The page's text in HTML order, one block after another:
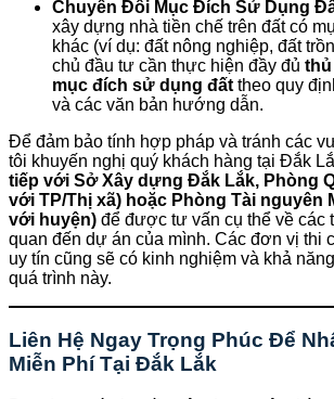
Chuyển Đổi Mục Đích Sử Dụng
xây dựng nhà tiền chế trên đất có
khác (ví dụ: đất nông nghiệp, đất
chủ đầu tư cần thực hiện đầy đủ
mục đích sử dụng đất theo quy
và các văn bản hướng dẫn.
Để đảm bảo tính hợp pháp và tránh các
tôi khuyến nghị quý khách hàng tại Đắk
tiếp với Sở Xây dựng Đắk Lắk, Phòng
với TP/Thị xã) hoặc Phòng Tài nguyên
với huyện) để được tư vấn cụ thể về các
quan đến dự án của mình. Các đơn vị thi
uy tín cũng sẽ có kinh nghiệm và khả
quá trình này.
Liên Hệ Ngay Trọng Phúc Để
Miễn Phí Tại Đắk Lắk